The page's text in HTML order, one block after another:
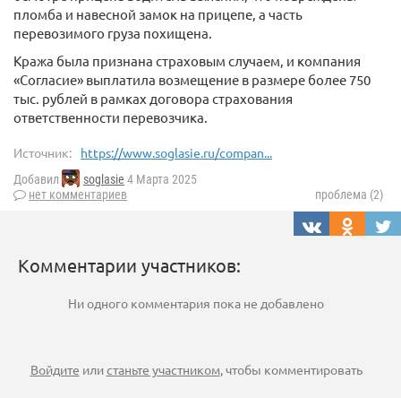
пломба и навесной замок на прицепе, а часть
перевозимого груза похищена.
Кража была признана страховым случаем, и компания
«Согласие» выплатила возмещение в размере более 750
тыс. рублей в рамках договора страхования
ответственности перевозчика.
Источник: https://www.soglasie.ru/compan...
Добавил soglasie 4 Марта 2025
нет комментариев
проблема (2)
Комментарии участников:
Ни одного комментария пока не добавлено
Войдите илистаньте участником, чтобы комментировать